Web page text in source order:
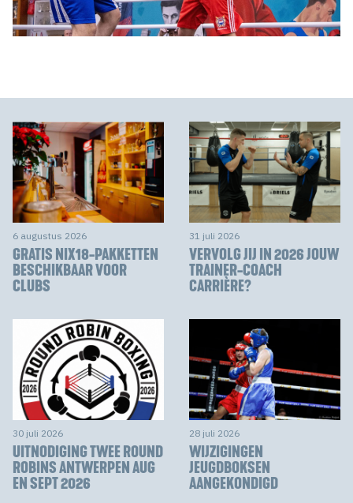
6 augustus 2026
GRATIS NIX18-PAKKETTEN
BESCHIKBAAR VOOR
CLUBS
31 juli 2026
VERVOLG JIJ IN 2026 JOUW
TRAINER-COACH
CARRIÈRE?
30 juli 2026
UITNODIGING TWEE ROUND
ROBINS ANTWERPEN AUG
EN SEPT 2026
28 juli 2026
WIJZIGINGEN
JEUGDBOKSEN
AANGEKONDIGD